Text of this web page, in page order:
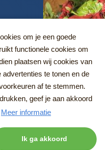
om je een goede
functionele cookies om
plaatsen wij cookies van
te tonen en de
af te stemmen.
geef je aan akkoord
Meer informatie
Ik ga akkoord